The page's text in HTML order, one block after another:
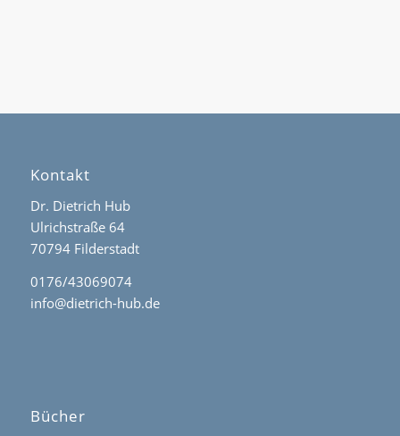
Kontakt
Dr. Dietrich Hub
Ulrichstraße 64
70794 Filderstadt
0176/43069074
info@dietrich-hub.de
Bücher